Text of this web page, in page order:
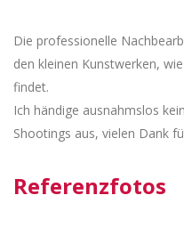
Die professionelle
den kleinen Kunstwerken,
findet.
Ich händige ausnahmslos
Shootings aus, vielen Dank
Referenzfotos